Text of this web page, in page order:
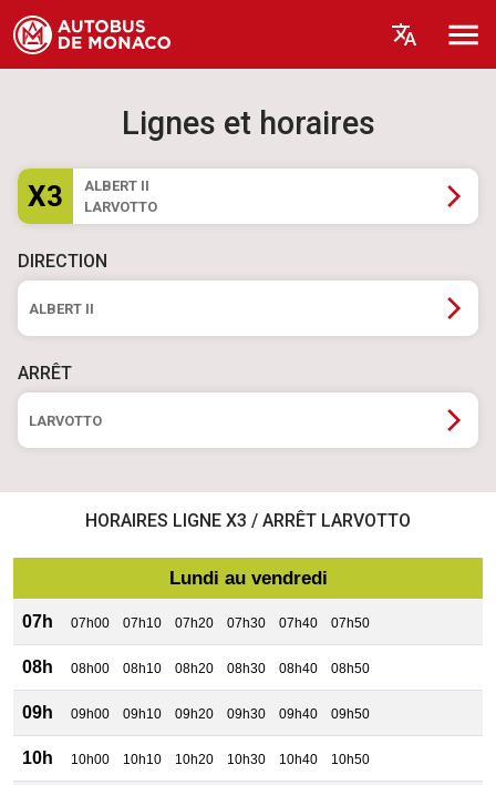
Lignes et horaires
X3
ALBERT II
LARVOTTO
DIRECTION
ALBERT II
ARRÊT
LARVOTTO
HORAIRES LIGNE X3 / ARRÊT LARVOTTO
Lundi au vendredi
07h 07h00 07h10 07h20 07h30 07h40 07h50
08h 08h00 08h10 08h20 08h30 08h40 08h50
09h 09h00 09h10 09h20 09h30 09h40 09h50
10h 10h00 10h10 10h20 10h30 10h40 10h50